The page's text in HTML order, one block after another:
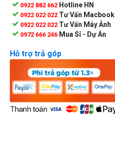
0922 882 662 Hotline HN
0922 022 022 Tư Vấn Macbook
0922 022 022 Tư Vấn Máy Ảnh
0972 666 246 Mua Sỉ - Dự Án
Hỗ trợ trả góp